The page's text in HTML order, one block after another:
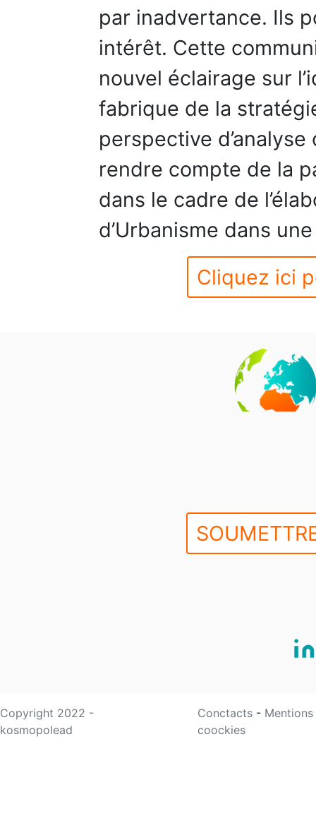
par inadvertance. Ils
intérêt. Cette
nouvel éclairage sur
fabrique de la
perspective
rendre compte de la
dans le cadre de
d’Urbanisme dans
Cliquez ici
Copyright 2022 -
kosmopolead
Conctacts -
coockies